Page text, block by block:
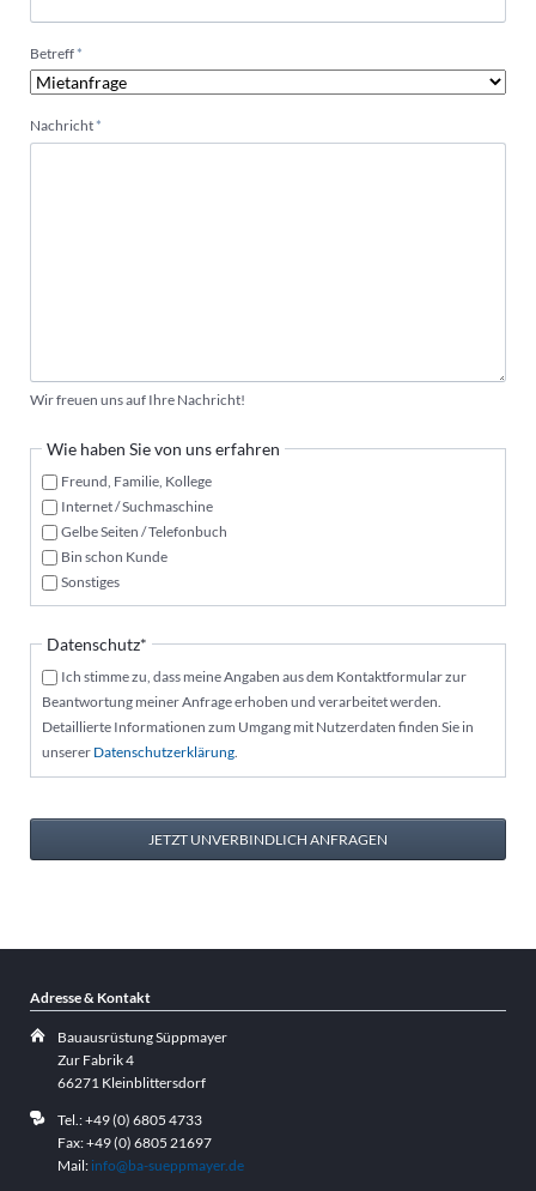
Pflichtfeld
Betreff *
Pflichtfeld
Nachricht *
Wir freuen uns auf Ihre Nachricht!
Wie haben Sie von uns erfahren
Freund, Familie, Kollege
Internet / Suchmaschine
Gelbe Seiten / Telefonbuch
Bin schon Kunde
Sonstiges
Pflichtfeld
Datenschutz*
Ich stimme zu, dass meine Angaben aus dem Kontaktformular zur
Beantwortung meiner Anfrage erhoben und verarbeitet werden.
Detaillierte Informationen zum Umgang mit Nutzerdaten finden Sie in
unserer Datenschutzerklärung.
JETZT UNVERBINDLICH ANFRAGEN
Adresse & Kontakt
Bauausrüstung Süppmayer
Zur Fabrik 4
66271 Kleinblittersdorf
Tel.: +49 (0) 6805 4733
Fax: +49 (0) 6805 21697
Mail: info@ba-sueppmayer.de